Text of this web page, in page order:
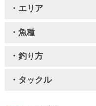
・エリア
・魚種
・釣り方
・タックル